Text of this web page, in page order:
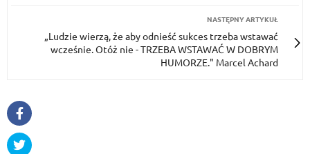
NASTĘPNY ARTYKUŁ
„Ludzie wierzą, że aby odnieść sukces trzeba wstawać
wcześnie. Otóż nie - TRZEBA WSTAWAĆ W DOBRYM
HUMORZE." Marcel Achard